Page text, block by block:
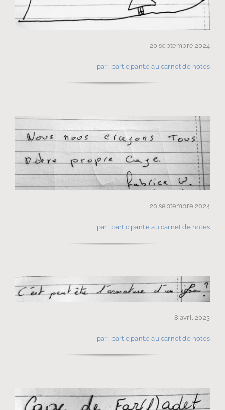
20 septembre 2024
par : participant.e au carnet de notes
20 septembre 2024
par : participant.e au carnet de notes
8 avril 2023
par : participant.e au carnet de notes